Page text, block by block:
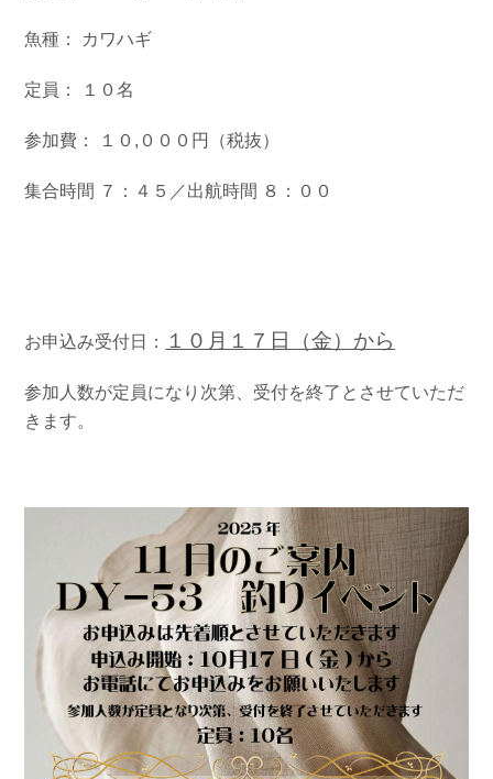
魚種： カワハギ
定員： １０名
参加費： １０,０００円（税抜）
集合時間 ７：４５／出航時間 ８：００
お申込み受付日： １０月１７日（金） から
参加人数が定員になり次第、受付を終了とさせていただ
きます。